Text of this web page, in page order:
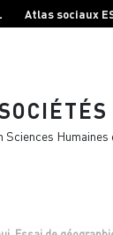
Atlas sociaux
Humaines